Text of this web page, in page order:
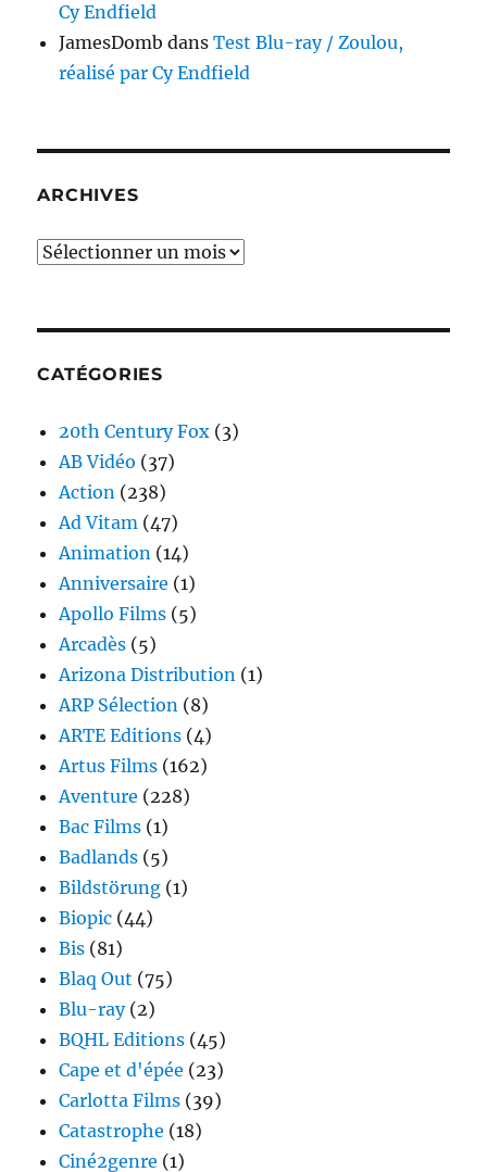
Cy Endfield
JamesDomb dansTest Blu-ray / Zoulou,
réalisé par Cy Endfield
ARCHIVES
Archives
CATÉGORIES
20th Century Fox (3)
AB Vidéo (37)
Action (238)
Ad Vitam (47)
Animation (14)
Anniversaire (1)
Apollo Films (5)
Arcadès (5)
Arizona Distribution (1)
ARP Sélection (8)
ARTE Editions (4)
Artus Films (162)
Aventure (228)
Bac Films (1)
Badlands (5)
Bildstörung (1)
Biopic (44)
Bis (81)
Blaq Out (75)
Blu-ray(2)
BQHL Editions (45)
Cape et d'épée (23)
Carlotta Films (39)
Catastrophe (18)
Ciné2genre (1)